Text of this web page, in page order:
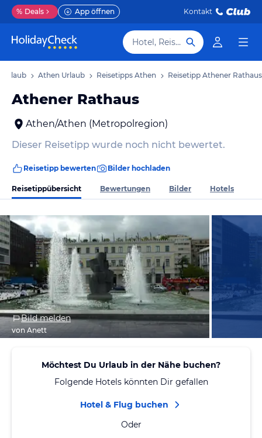
% Deals App öffnen Kontakt
Hotel, Reiseziel
Urlaub Athen Urlaub Reisetipps Athen Reisetipp Athener Rathaus
Athener Rathaus
Athen/Athen (Metropolregion)
Dieser Reisetipp wurde noch nicht bewertet.
Reisetipp bewerten Bilder hochladen
Reisetippübersicht Bewertungen Bilder Hotels
Bild melden
von Anett
Möchtest Du Urlaub in der Nähe buchen?
Folgende Hotels könnten Dir gefallen
Hotel & Flug buchen
Oder